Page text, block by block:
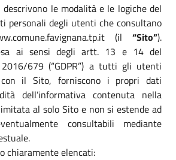
le modalità e le logiche del
personali degli utenti che consultano
(il “Sito”).
ai sensi degli artt. 13 e 14 del
2016/679 (“GDPR”) a tutti gli utenti
con il Sito, forniscono i propri dati
dell’informativa contenuta nella
al solo Sito e non si estende ad
consultabili mediante
chiaramente elencati: